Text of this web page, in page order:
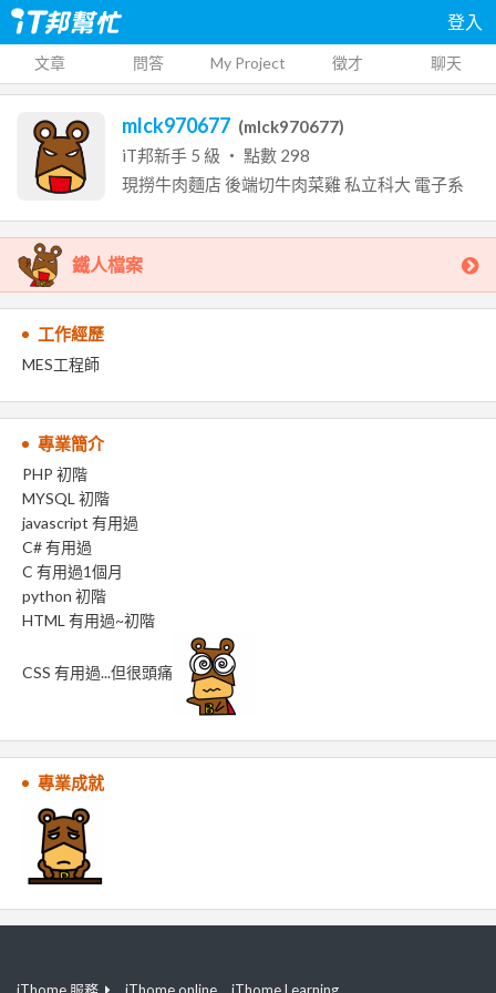
登入
文章 問答 My Project 徵才 聊天
mlck970677 (mlck970677)
iT邦新手 5 級 ‧ 點數 298
現撈牛肉麵店後端切牛肉菜雞私立科大 電子系
鐵人檔案
工作經歷
MES工程師
專業簡介
PHP 初階
MYSQL 初階
javascript 有用過
C# 有用過
C 有用過1個月
python 初階
HTML 有用過~初階
CSS 有用過...但很頭痛
專業成就